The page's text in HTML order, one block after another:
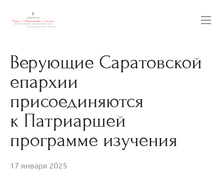
Верующие Саратовской
епархии
присоединяются
к Патриаршей
программе изучения
17 января 2025